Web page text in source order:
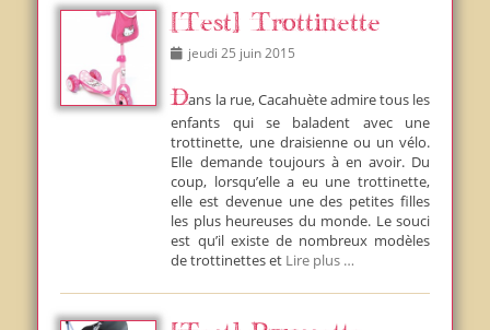
[Test] Trottinette
Postedjeudi 25 juin 2015
Dans la rue, Cacahuète admire tous les
enfants qui se baladent avec une
trottinette, une draisienne ou un vélo.
Elle demande toujours à en avoir. Du
coup, lorsqu’elle a eu une trottinette,
elle est devenue une des petites filles
les plus heureuses du monde. Le souci
est qu’il existe de nombreux modèles
de trottinettes et Lire plus …